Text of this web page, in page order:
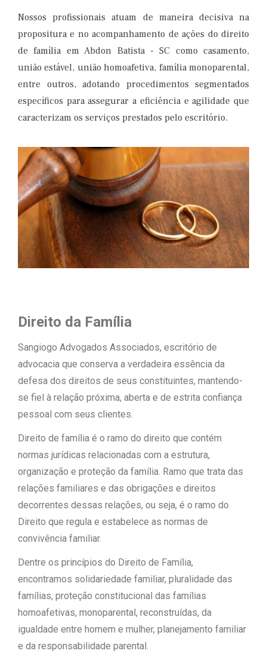
Nossos profissionais atuam de maneira decisiva na
propositura e no acompanhamento de ações do direito
de família em Abdon Batista - SC como casamento,
união estável, união homoafetiva, família monoparental,
entre outros, adotando procedimentos segmentados
específicos para assegurar a eficiência e agilidade que
caracterizam os serviços prestados pelo escritório.
Direito da Família
Sangiogo Advogados Associados, escritório de
advocacia que conserva a verdadeira essência da
defesa dos direitos de seus constituintes, mantendo-
se fiel à relação próxima, aberta e de estrita confiança
pessoal com seus clientes.
Direito de família é o ramo do direito que contém
normas jurídicas relacionadas com a estrutura,
organização e proteção da família. Ramo que trata das
relações familiares e das obrigações e direitos
decorrentes dessas relações, ou seja, é o ramo do
Direito que regula e estabelece as normas de
convivência familiar.
Dentre os princípios do Direito de Família,
encontramos solidariedade familiar, pluralidade das
famílias, proteção constitucional das famílias
homoafetivas, monoparental, reconstruídas, da
igualdade entre homem e mulher, planejamento familiar
e da responsabilidade parental.